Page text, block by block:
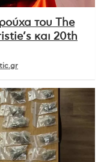
του The
και 20th